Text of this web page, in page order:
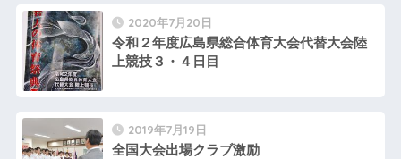
2020年7月20日
令和２年度広島県総合体育大会代替大会陸
上競技３・４日目
2019年7月19日
全国大会出場クラブ激励